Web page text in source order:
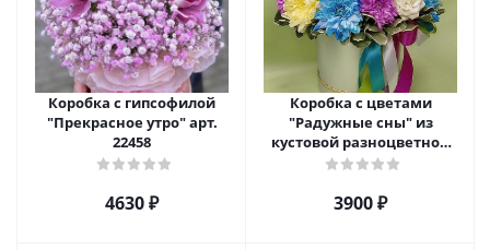
Коробка с гипсофилой
"Прекрасное утро" арт.
22458
4630 ₽
Коробка с цветами
"Радужные сны" из
кустовой разноцветной
хризантемы арт. 22457
3900 ₽